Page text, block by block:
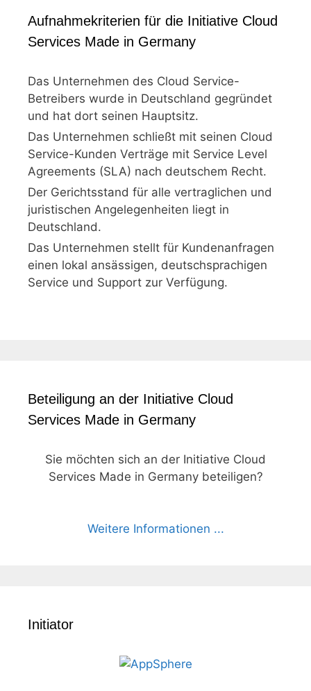
Aufnahmekriterien für die Initiative Cloud
Services Made in Germany
Das Unternehmen des Cloud Service-
Betreibers wurde in Deutschland gegründet
und hat dort seinen Hauptsitz.
Das Unternehmen schließt mit seinen Cloud
Service-Kunden Verträge mit Service Level
Agreements (SLA) nach deutschem Recht.
Der Gerichtsstand für alle vertraglichen und
juristischen Angelegenheiten liegt in
Deutschland.
Das Unternehmen stellt für Kundenanfragen
einen lokal ansässigen, deutschsprachigen
Service und Support zur Verfügung.
Beteiligung an der Initiative Cloud
Services Made in Germany
Sie möchten sich an der Initiative Cloud
Services Made in Germany beteiligen?
Weitere Informationen ...
Initiator